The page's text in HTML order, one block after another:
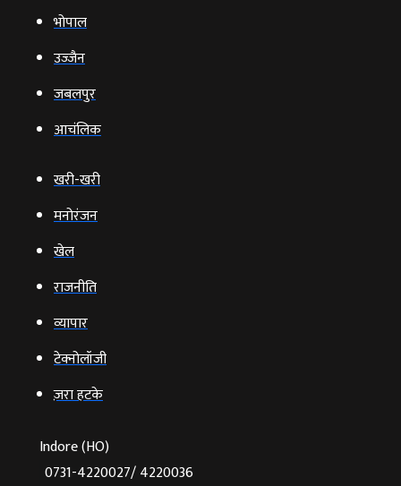
भोपाल
उज्‍जैन
जबलपुर
आचंलिक
खरी-खरी
मनोरंजन
खेल
राजनीति
व्‍यापार
टेक्‍नोलॉजी
ज़रा हटके
Indore (HO)
0731-4220027/ 4220036